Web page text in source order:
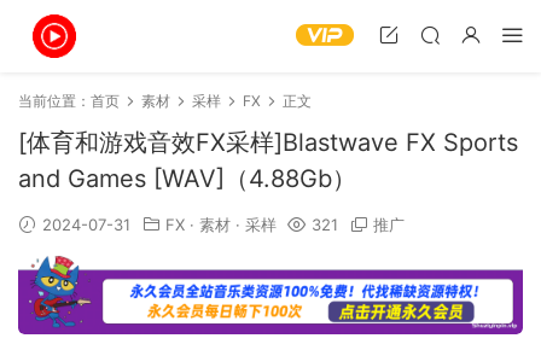
当前位置： 首页 素材 采样 FX 正文
[体育和游戏音效FX采样]Blastwave FX Sports
and Games [WAV]（4.88Gb）
2024-07-31 FX · 素材 · 采样 321 推广